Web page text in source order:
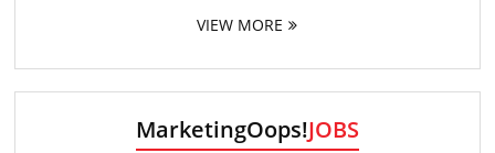
VIEW MORE
MarketingOops!JOBS